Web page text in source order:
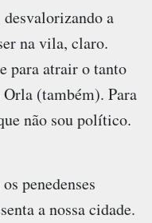
a
na vila, claro.
para atrair o tanto
(também). Para
não sou político.
penedenses
a nossa cidade.